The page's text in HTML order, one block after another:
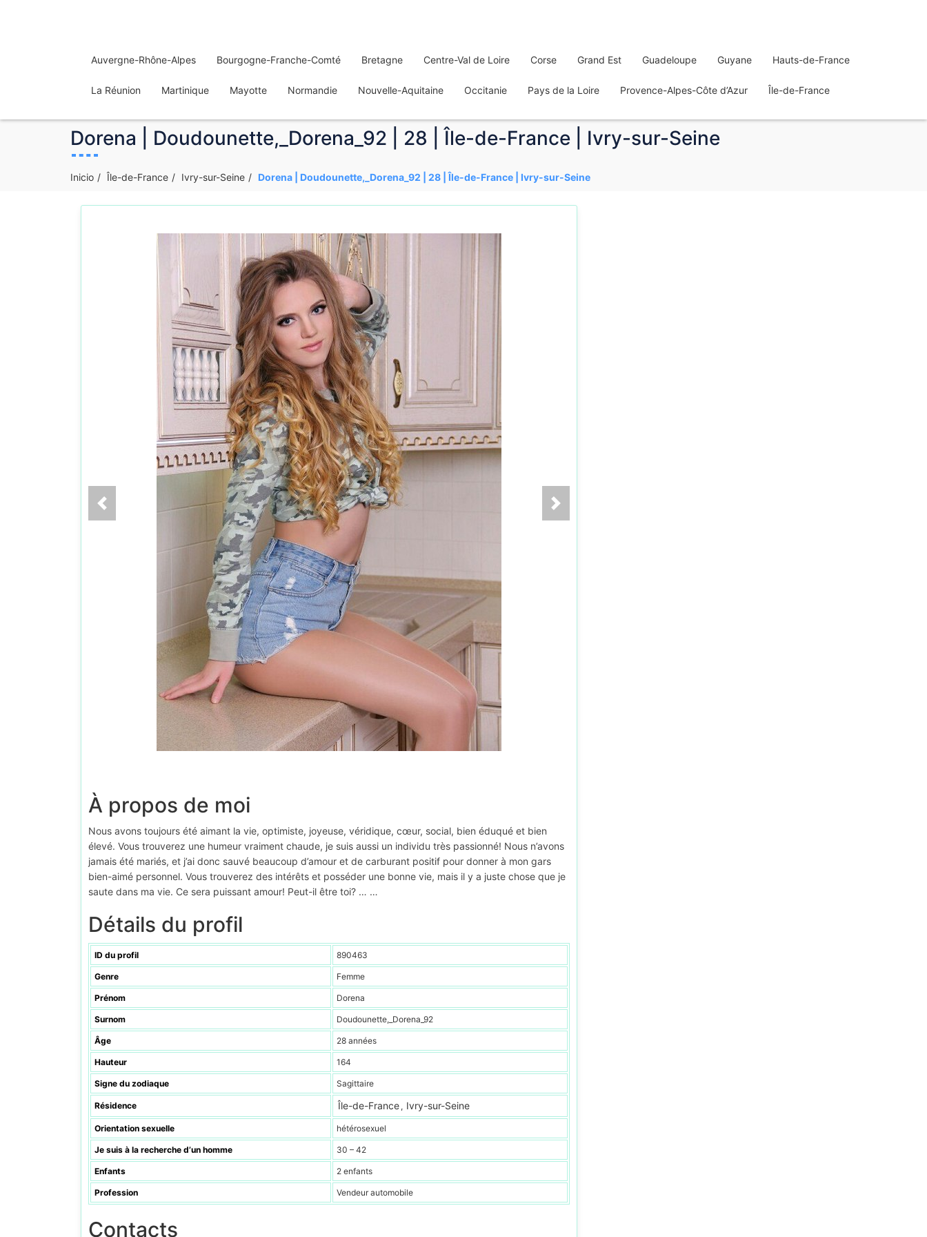
Auvergne-Rhône-Alpes Bourgogne-Franche-Comté Bretagne Centre-Val de Loire Corse Grand Est Guadeloupe Guyane Hauts-de-France
La Réunion Martinique Mayotte Normandie Nouvelle-Aquitaine Occitanie Pays de la Loire Provence-Alpes-Côte d’Azur Île-de-France
Dorena | Doudounette,_Dorena_92 | 28 | Île-de-France | Ivry-sur-Seine
Inicio Île-de-France Ivry-sur-Seine Dorena | Doudounette,_Dorena_92 | 28 | Île-de-France | Ivry-sur-Seine
À propos de moi
Nous avons toujours été aimant la vie, optimiste, joyeuse, véridique, cœur, social, bien éduqué et bien
élevé. Vous trouverez une humeur vraiment chaude, je suis aussi un individu très passionné! Nous n’avons
jamais été mariés, et j’ai donc sauvé beaucoup d’amour et de carburant positif pour donner à mon gars
bien-aimé personnel. Vous trouverez des intérêts et posséder une bonne vie, mais il y a juste chose que je
saute dans ma vie. Ce sera puissant amour! Peut-il être toi? … …
Détails du profil
ID du profil 890463
Genre Femme
Prénom Dorena
Surnom Doudounette,_Dorena_92
Âge 28 années
Hauteur 164
Signe du zodiaque Sagittaire
Résidence Île-de-France , Ivry-sur-Seine
Orientation sexuelle hétérosexuel
Je suis à la recherche d’un homme 30 – 42
Enfants 2 enfants
Profession Vendeur automobile
Contacts